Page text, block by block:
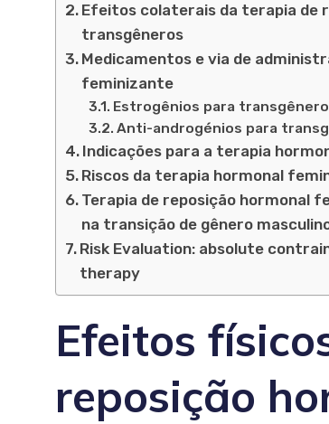
Efeitos colaterais da terapia de
transgêneros
Medicamentos e via de
feminizante
Estrogênios para
Anti-androgénios para
Indicações para a terapia
Riscos da terapia hormonal
Terapia de reposição hormonal
na transição de gênero
Risk Evaluation: absolute
therapy
Efeitos
reposição